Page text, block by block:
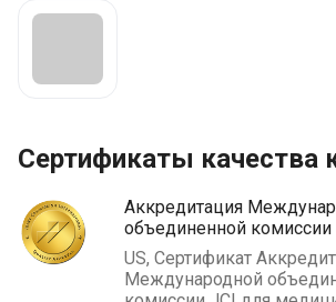
Сертификаты качества
Аккредитация
объединенной комиссии
US, Сертификат
Международной